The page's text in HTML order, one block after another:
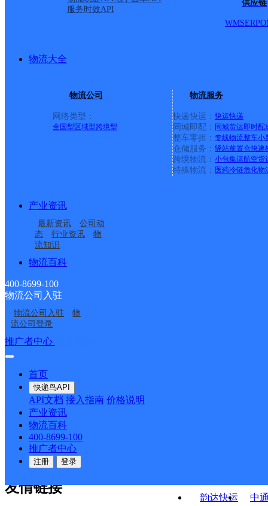
服务时效API
供应链
WMSERP
物流大全
物流公司
网络类型：
全国型 区域型跨境型
物流服务
快递快运： 快运快递
同城即配： 同城货运即时配
整车零担： 专线物流整车小
仓储服务： 驿站前置仓快递
跨境物流： 小包集运航空货
特殊物流： 医药冷链危化物
产业资讯
最新资讯
公司动
态
行业资讯
物
流知识
物流百科
400-8699-100
物流公司入驻
物流公司入驻
物
流公司登录
推广者中心
首页
快递鸟API
API文档 接入指南 价格说明
产业资讯
物流百科
400-8699-100
推广者中心
注册 登录
宁夏西吉公司
西吉县兴隆镇合作点
ID17064
西吉县吉强镇合作点
ID1782
红耀邮政所
火石寨邮政所
马莲邮政所
韵达快运
中
接口API
API接口 DEMO下载
关于我们
公司介绍 企业动态
合作伙伴 快递鸟接口服务协议
户隐私政策
友情链接